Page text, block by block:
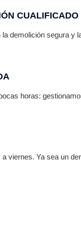
CUALIFICADO
demolición segura y
horas:
viernes. Ya sea un